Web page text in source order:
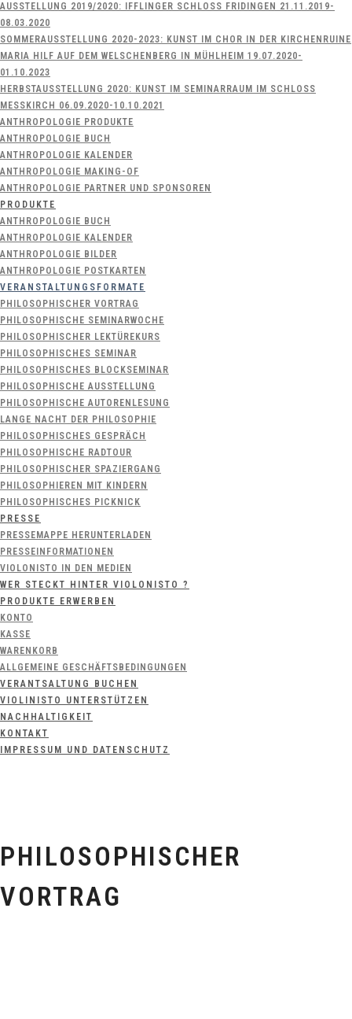
AUSSTELLUNG 2019/2020: IFFLINGER SCHLOSS FRIDINGEN 21.11.2019-
08.03.2020
SOMMERAUSSTELLUNG 2020-2023: KUNST IM CHOR IN DER KIRCHENRUINE
MARIA HILF AUF DEM WELSCHENBERG IN MÜHLHEIM 19.07.2020-
01.10.2023
HERBSTAUSSTELLUNG 2020: KUNST IM SEMINARRAUM IM SCHLOSS
MESSKIRCH 06.09.2020-10.10.2021
ANTHROPOLOGIE PRODUKTE
ANTHROPOLOGIE BUCH
ANTHROPOLOGIE KALENDER
ANTHROPOLOGIE MAKING-OF
ANTHROPOLOGIE PARTNER UND SPONSOREN
PRODUKTE
ANTHROPOLOGIE BUCH
ANTHROPOLOGIE KALENDER
ANTHROPOLOGIE BILDER
ANTHROPOLOGIE POSTKARTEN
VERANSTALTUNGSFORMATE
PHILOSOPHISCHER VORTRAG
PHILOSOPHISCHE SEMINARWOCHE
PHILOSOPHISCHER LEKTÜREKURS
PHILOSOPHISCHES SEMINAR
PHILOSOPHISCHES BLOCKSEMINAR
PHILOSOPHISCHE AUSSTELLUNG
PHILOSOPHISCHE AUTORENLESUNG
LANGE NACHT DER PHILOSOPHIE
PHILOSOPHISCHES GESPRÄCH
PHILOSOPHISCHE RADTOUR
PHILOSOPHISCHER SPAZIERGANG
PHILOSOPHIEREN MIT KINDERN
PHILOSOPHISCHES PICKNICK
PRESSE
PRESSEMAPPE HERUNTERLADEN
PRESSEINFORMATIONEN
VIOLONISTO IN DEN MEDIEN
WER STECKT HINTER VIOLONISTO ?
PRODUKTE ERWERBEN
KONTO
KASSE
WARENKORB
ALLGEMEINE GESCHÄFTSBEDINGUNGEN
VERANTSALTUNG BUCHEN
VIOLINISTO UNTERSTÜTZEN
NACHHALTIGKEIT
KONTAKT
IMPRESSUM UND DATENSCHUTZ
PHILOSOPHISCHER
VORTRAG